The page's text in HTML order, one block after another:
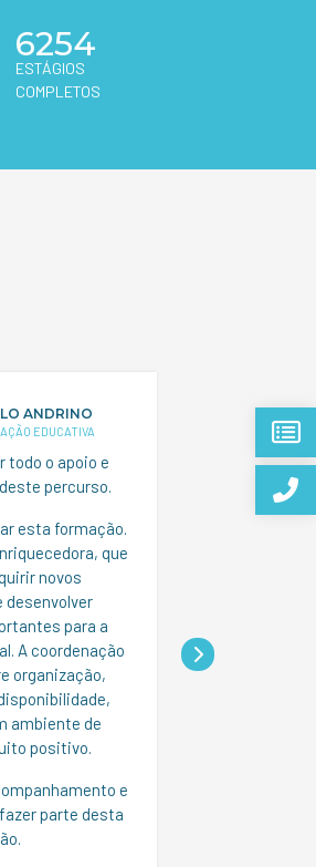
6254
ESTÁGIOS
COMPLETOS
ANDRINO
EDUCATIVA
todo o apoio e
percurso.
esta formação.
que
novos
para a
A coordenação
organização,
ambiente de
positivo.
e
parte desta
técnica
apoio